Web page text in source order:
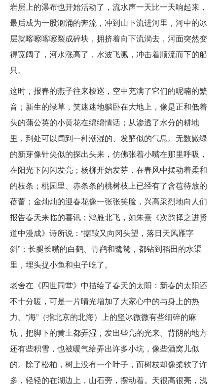
岩层上的瀑布也开始活动了，流水声一天比一天响起来，
最后成为一股汹涌的奔流，冲到山下流进河里，河中的冰
层就喀嚓喀嚓裂成碎块，拥挤着向下流淌去，河面突然变
得宽阔了，河水涨高了，水波飞溅，冲击着顺流而下的船
只。
这时，报春的燕子往来梭巡，空中充满了它们的呢喃的繁
音；新生的绿草，笑迷迷地躺卧在大地上，像是正和低着
头的蒲公英的小黄花在绵绵情话；从渗透了水分的耕地
里，到处可以闻到一种潮湿的、发酵似的气息。无数嫩绿
的新芽像针尖似的探出头来，仿佛张着小嘴在那里呼吸，
在阳光下闪闪发亮；杨柳开始发芽，在春风中摆动着柔和
的枝条；桃园里、赤条条的桃树枝上已经有了含苞待放的
蓓蕾；金灿灿的迎春花像一张张笑脸，兴高采烈地向人们
报告春天来临的喜讯；鸿雁北飞，如朱熹《次韵择之进贤
道中漫成》诗所说：“据鞍又向冈头望，落日天风雁字
斜”；长腿长嘴的白鹤、青鹳和鹭鸶，都钻到稻田的水渠
里，埋头捉小鱼和虫子吃了。
老舍在《四世同堂》中描绘了春天的太阳：新春的太阳还
不十分暖，可是一片晴光增加了大家心中的与身上的热
力。“海”（指北京的北海）上的坚冰微微有些细碎的麻
坑，把脚下的黄土都弄湿，发出些亮的光来。背阴的地方
还有些积雪，也被暖气给弄出许多小坑，像些酒窝儿似
的。除了松柏，树上没有一个叶子，而树枝却像柔软了许
多，轻轻的在湖边上，山石旁，摆动着。天很高很亮，浅